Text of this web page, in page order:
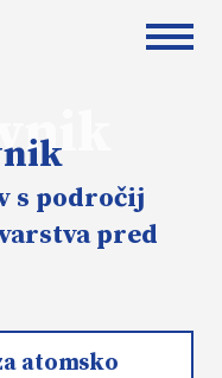
s področij
pred
atomsko